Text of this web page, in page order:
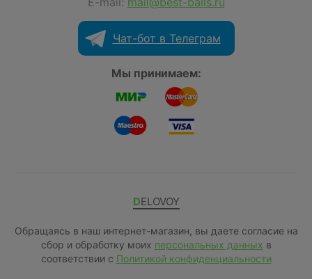
Чат-бот в Телеграм
Мы принимаем:
DELOVOY
Обращаясь в наш интернет-магазин, вы даете согласие на
сбор и обработку моих персональных данных в
соответствии с Политикой конфиденциальности